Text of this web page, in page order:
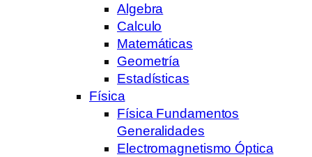
Algebra
Calculo
Matemáticas
Geometría
Estadísticas
Física
Física Fundamentos
Generalidades
Electromagnetismo Óptica